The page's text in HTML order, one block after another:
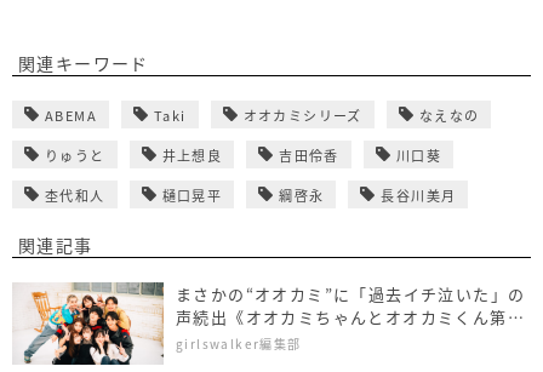
関連キーワード
ABEMA Taki オオカミシリーズ なえなの
りゅうと 井上想良 吉田伶香 川口葵
杢代和人 樋口晃平 綱啓永 長谷川美月
関連記事
まさかの“オオカミ”に「過去イチ泣いた」の
声続出《オオカミちゃんとオオカミくん第9
話~最終話ダイジェスト》
girlswalker編集部